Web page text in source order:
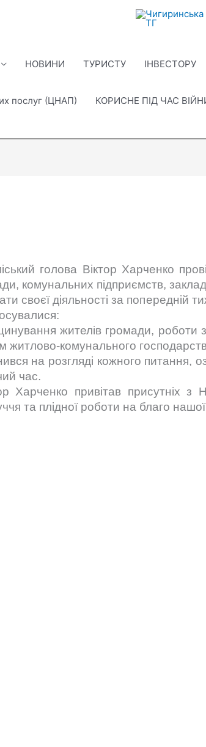
НОВИНИ ТУРИСТУ ІНВЕСТОРУ
послуг (ЦНАП) КОРИСНЕ ПІД ЧАС
голова Віктор Харченко
комунальних підприємств,
своєї діяльності за попередній
жителів громади, роботи
житлово-комунального
на розгляді кожного питання,
час.
Харченко привітав присутніх з
та плідної роботи на благо